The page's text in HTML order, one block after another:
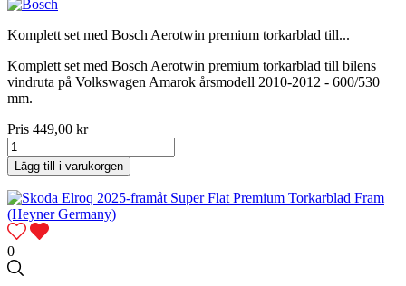
Komplett set med Bosch Aerotwin premium torkarblad till...
Komplett set med Bosch Aerotwin premium torkarblad till bilens
vindruta på Volkswagen Amarok årsmodell 2010-2012 - 600/530
mm.
Pris 449,00 kr
Lägg till i varukorgen
0